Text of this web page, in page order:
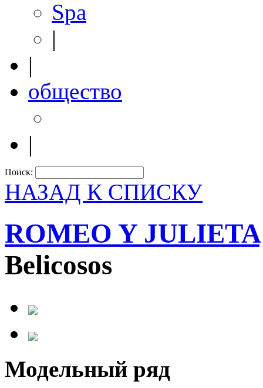
Spa
|
|
общество
|
Поиск:
НАЗАД К СПИСКУ
ROMEO Y JULIETA
Belicosos
Модельный ряд